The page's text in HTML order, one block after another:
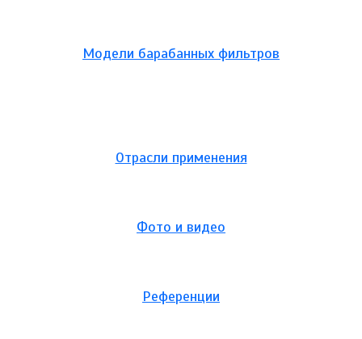
Модели барабанных фильтров
Отрасли применения
Фото и видео
Референции